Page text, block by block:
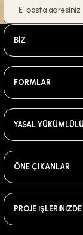
BİZ
FORMLAR
YASAL
ÖNE ÇIKANLAR
PROJE